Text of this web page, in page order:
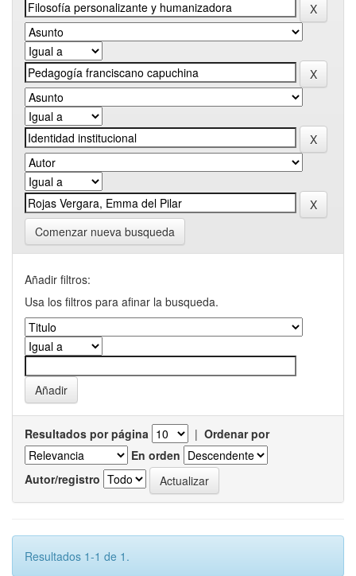
Comenzar nueva busqueda
Añadir filtros:
Usa los filtros para afinar la busqueda.
Resultados por página | Ordenar por
En orden
Autor/registro
Resultados 1-1 de 1.